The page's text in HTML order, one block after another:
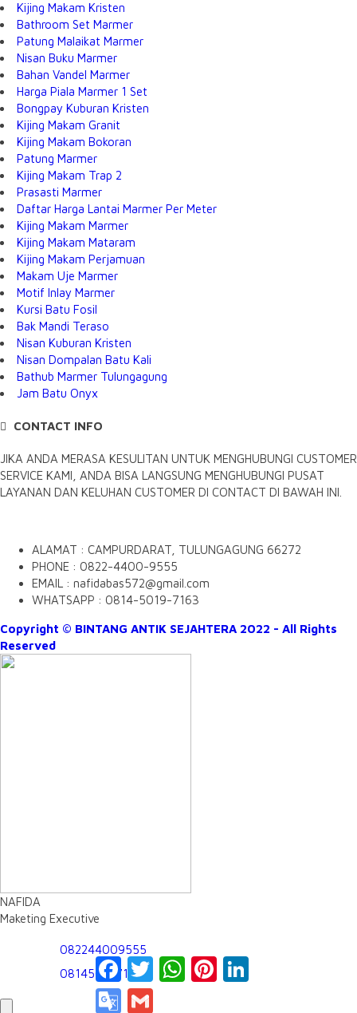
Kijing Makam Kristen
Bathroom Set Marmer
Patung Malaikat Marmer
Nisan Buku Marmer
Bahan Vandel Marmer
Harga Piala Marmer 1 Set
Bongpay Kuburan Kristen
Kijing Makam Granit
Kijing Makam Bokoran
Patung Marmer
Kijing Makam Trap 2
Prasasti Marmer
Daftar Harga Lantai Marmer Per Meter
Kijing Makam Marmer
Kijing Makam Mataram
Kijing Makam Perjamuan
Makam Uje Marmer
Motif Inlay Marmer
Kursi Batu Fosil
Bak Mandi Teraso
Nisan Kuburan Kristen
Nisan Dompalan Batu Kali
Bathub Marmer Tulungagung
Jam Batu Onyx
CONTACT INFO
JIKA ANDA MERASA KESULITAN UNTUK MENGHUBUNGI CUSTOMER
SERVICE KAMI, ANDA BISA LANGSUNG MENGHUBUNGI PUSAT
LAYANAN DAN KELUHAN CUSTOMER DI CONTACT DI BAWAH INI.
ALAMAT : CAMPURDARAT, TULUNGAGUNG 66272
PHONE : 0822-4400-9555
EMAIL : nafidabas572@gmail.com
WHATSAPP : 0814-5019-7163
Copyright © BINTANG ANTIK SEJAHTERA 2022 - All Rights
Reserved
NAFIDA
Maketing Executive
082244009555
081450197163
FacebookTwitterWhatsAppPinterest
Google
Translate